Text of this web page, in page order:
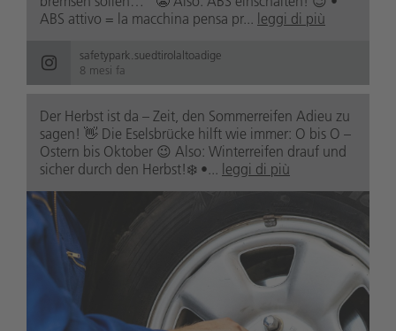
ABS attivo = la macchina pensa pr... leggi di più
safetypark.suedtirolaltoadige
8 mesi fa
Der Herbst ist da – Zeit, den Sommerreifen Adieu zu
sagen! 👋 Die Eselsbrücke hilft wie immer: O bis O –
Ostern bis Oktober 😉 Also: Winterreifen drauf und
sicher durch den Herbst!❄️ •... leggi di più